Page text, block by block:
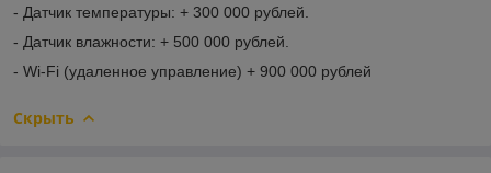
- Датчик температуры: + 300 000 рублей.
- Датчик влажности: + 500 000 рублей.
- Wi-Fi (удаленное управление) + 900 000 рублей
Скрыть